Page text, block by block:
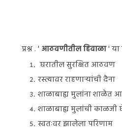
प्रश्न . ' आठवणीतील हिवाळा' या
घरातील सुरक्षित आठवण
रस्त्यावर राहणाऱ्यांची दैना
शाळाबाह्य मुलांना शाळेत
शाळाबाह्य मुलांची
स्वतःवर झालेला परिणाम